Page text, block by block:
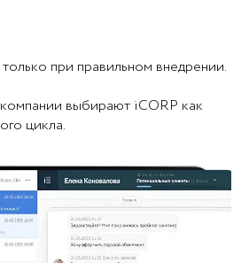
только при правильном внедрении.
выбирают iCORP как
цикла.